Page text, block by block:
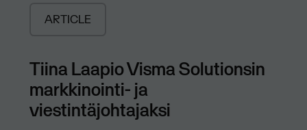
ARTICLE
Tiina Laapio Visma Solutionsin
markkinointi- ja
viestintäjohtajaksi